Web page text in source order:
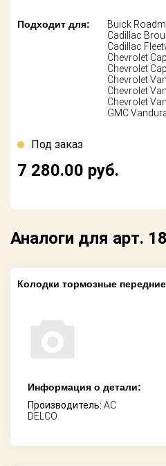
Подходит для:
Buick
Cadillac
Cadillac
Chevrolet
Chevrolet
Chevrolet
Chevrolet
Chevrolet
GMC
Под заказ
7 280.00 руб.
Аналоги для арт.
Колодки тормозные передние
Информация о детали:
Производитель: AC
DELCO